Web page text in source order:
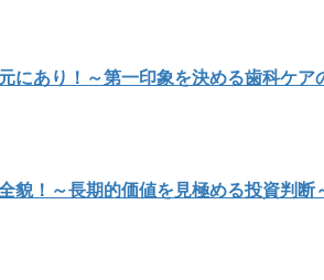
にあり！～第一印象を決める歯科ケア
貌！～長期的価値を見極める投資判断